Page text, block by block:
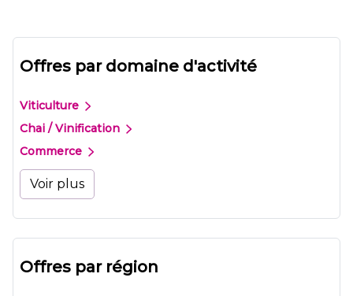
Offres par domaine d'activité
Viticulture
Chai / Vinification
Commerce
Voir plus
Offres par région